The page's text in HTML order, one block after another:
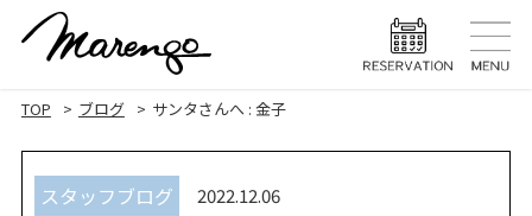
MENU メニュー
TOP ブログ サンタさんへ : 金子
スタッフブログ 2022.12.06